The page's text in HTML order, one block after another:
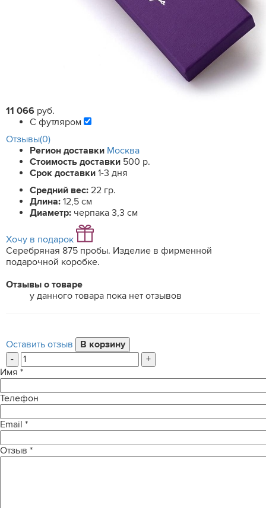
11 066 руб.
С футляром
Отзывы(0)
Регион доставки Москва
Стоимость доставки 500 р.
Срок доставки 1-3 дня
Средний вес: 22 гр.
Длина: 12,5 см
Диаметр: черпака 3,3 см
Хочу в подарок
Серебряная 875 пробы. Изделие в фирменной
подарочной коробке.
Отзывы о товаре
у данного товара пока нет отзывов
Оставить отзыв
-
+
Имя *
Телефон
Email *
Отзыв *